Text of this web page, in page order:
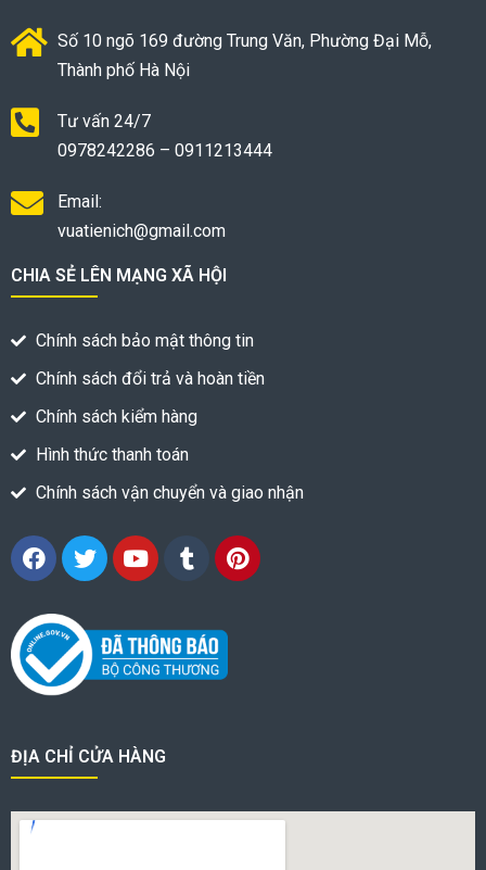
Số 10 ngõ 169 đường Trung Văn, Phường Đại Mỗ,
Thành phố Hà Nội
Tư vấn 24/7
0978242286 – 0911213444
Email:
vuatienich@gmail.com
CHIA SẺ LÊN MẠNG XÃ HỘI
Chính sách bảo mật thông tin
Chính sách đổi trả và hoàn tiền
Chính sách kiểm hàng
Hình thức thanh toán
Chính sách vận chuyển và giao nhận
ĐỊA CHỈ CỬA HÀNG